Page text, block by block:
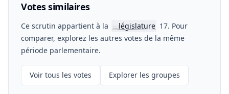
Votes similaires
Ce scrutin appartient à la 📖législature 17. Pour
comparer, explorez les autres votes de la même
période parlementaire.
Voir tous les votes Explorer les groupes